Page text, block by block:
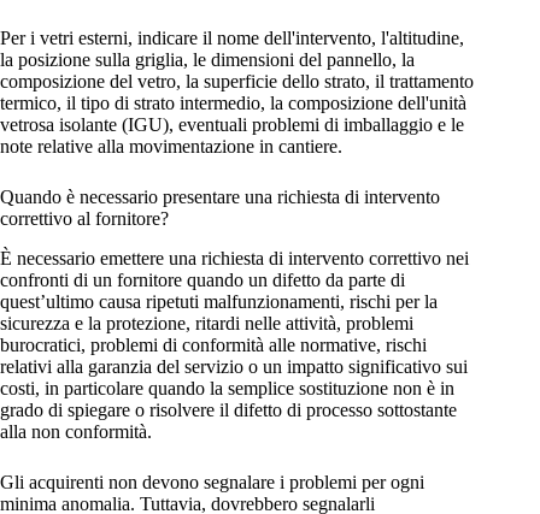
Per i vetri esterni, indicare il nome dell'intervento, l'altitudine,
la posizione sulla griglia, le dimensioni del pannello, la
composizione del vetro, la superficie dello strato, il trattamento
termico, il tipo di strato intermedio, la composizione dell'unità
vetrosa isolante (IGU), eventuali problemi di imballaggio e le
note relative alla movimentazione in cantiere.
Quando è necessario presentare una richiesta di intervento
correttivo al fornitore?
È necessario emettere una richiesta di intervento correttivo nei
confronti di un fornitore quando un difetto da parte di
quest’ultimo causa ripetuti malfunzionamenti, rischi per la
sicurezza e la protezione, ritardi nelle attività, problemi
burocratici, problemi di conformità alle normative, rischi
relativi alla garanzia del servizio o un impatto significativo sui
costi, in particolare quando la semplice sostituzione non è in
grado di spiegare o risolvere il difetto di processo sottostante
alla non conformità.
Gli acquirenti non devono segnalare i problemi per ogni
minima anomalia. Tuttavia, dovrebbero segnalarli